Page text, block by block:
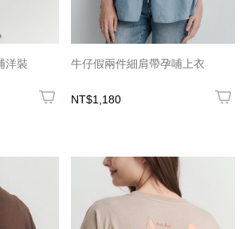
洋裝 牛仔假兩件細肩帶孕哺上衣
NT$1,180